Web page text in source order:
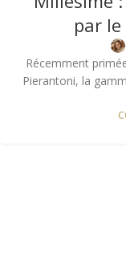
par
Récemment
Pierantoni, la